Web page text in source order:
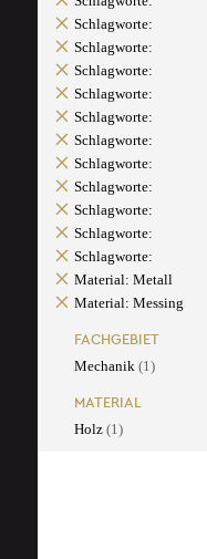
Schlagworte:
Schlagworte:
Schlagworte:
Schlagworte:
Schlagworte:
Schlagworte:
Schlagworte:
Schlagworte:
Schlagworte:
Schlagworte:
Schlagworte:
Material: Metall
Material: Messing
FACHGEBIET
Mechanik (1)
MATERIAL
Holz (1)